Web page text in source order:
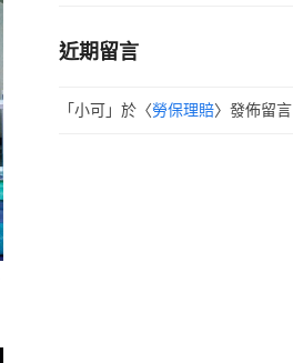
近期留言
「 小可 」於〈勞保理賠〉發佈留言